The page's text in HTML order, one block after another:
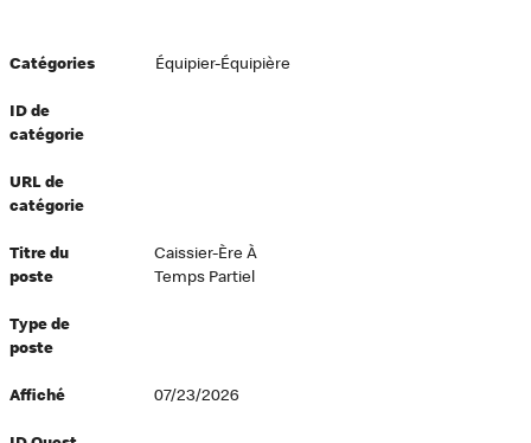
équité et inclusion
au travail
Catégories Équipier-Équipière
ID de
catégorie
URL de
catégorie
Titre du
poste
Caissier-Ère À
Temps Partiel
Type de
poste
Affiché 07/23/2026